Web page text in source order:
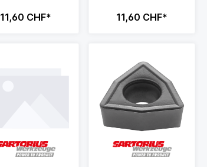
11,60 CHF* 11,60 CHF*